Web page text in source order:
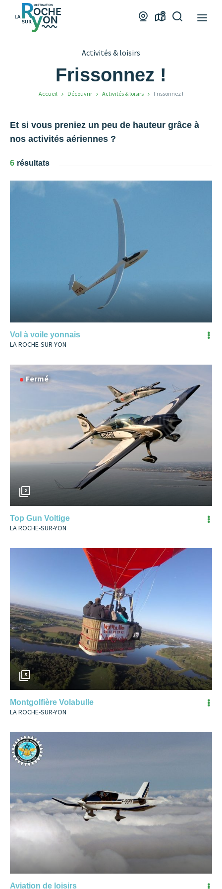
Office
de
Webcams
Carte
Activités & loisirs
Frissonnez !
Accueil Découvrir Activités & loisirs Frissonnez !
Et si vous preniez un peu de hauteur grâce à
nos activités aériennes ?
6 résultats
Vol à voile yonnais
LA ROCHE-SUR-YON
Fermé
2
Top Gun Voltige
LA ROCHE-SUR-YON
5
Montgolfière Volabulle
LA ROCHE-SUR-YON
Aviation de loisirs